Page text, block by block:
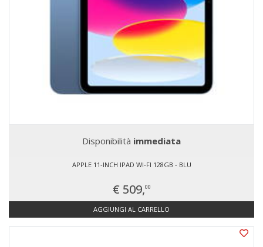
Disponibilità immediata
APPLE 11-INCH IPAD WI-FI 128GB - BLU
€ 509,00
AGGIUNGI AL CARRELLO